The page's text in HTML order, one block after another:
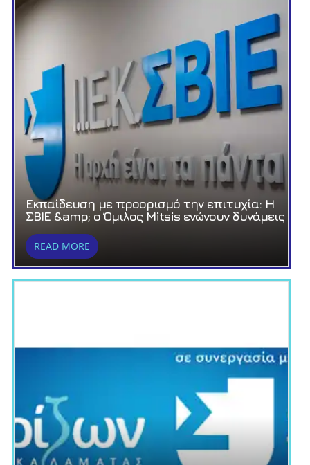
Εκπαίδευση με προορισμό την επιτυχία: Η
ΣΒΙΕ &amp; ο Όμιλος Mitsis ενώνουν δυνάμεις
READ MORE